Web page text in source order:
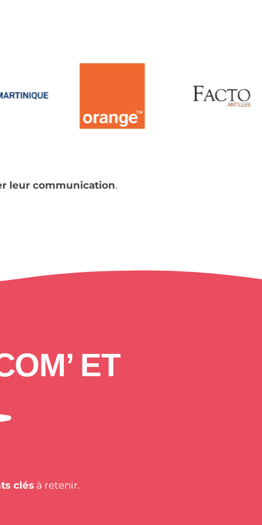
leur communication.
ET
clés à retenir.